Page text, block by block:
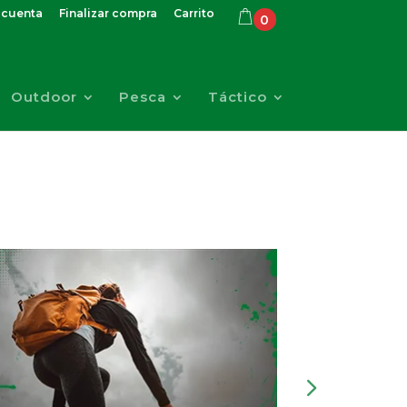
Finalizar compra Carrito 0
Outdoor Pesca Táctico